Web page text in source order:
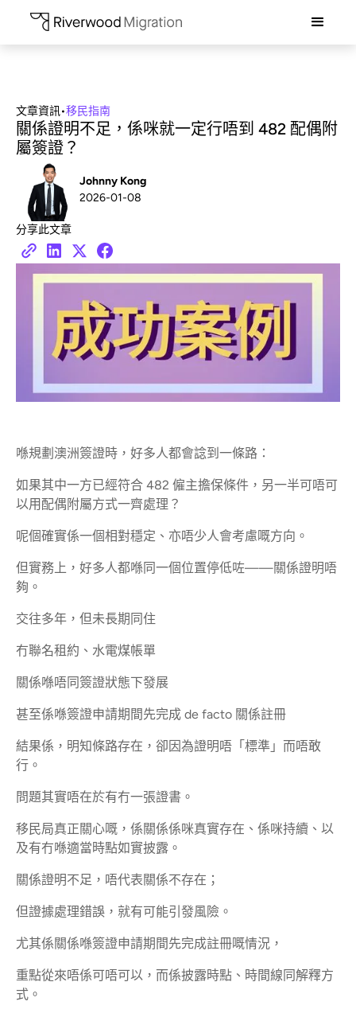
文章資訊•移民指南
關係證明不足，係咪就一定行唔到 482 配偶附
屬簽證？
Johnny Kong
2026-01-08
分享此文章
喺規劃澳洲簽證時，好多人都會諗到一條路：
如果其中一方已經符合 482 僱主擔保條件，另一半可唔可
以用配偶附屬方式一齊處理？
呢個確實係一個相對穩定、亦唔少人會考慮嘅方向。
但實務上，好多人都喺同一個位置停低咗——關係證明唔
夠。
交往多年，但未長期同住
冇聯名租約、水電煤帳單
關係喺唔同簽證狀態下發展
甚至係喺簽證申請期間先完成 de facto 關係註冊
結果係，明知條路存在，卻因為證明唔「標準」而唔敢
行。
問題其實唔在於有冇一張證書。
移民局真正關心嘅，係關係係咪真實存在、係咪持續、以
及有冇喺適當時點如實披露。
關係證明不足，唔代表關係不存在；
但證據處理錯誤，就有可能引發風險。
尤其係關係喺簽證申請期間先完成註冊嘅情況，
重點從來唔係可唔可以，而係披露時點、時間線同解釋方
式。